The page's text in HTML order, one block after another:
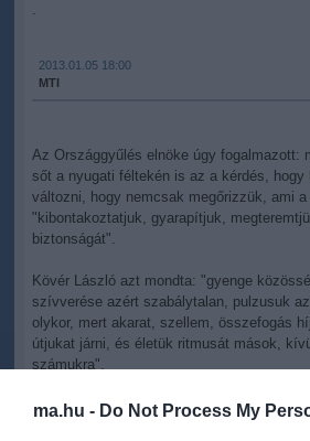
ma.hu - Do Not Process My
2013.01.05 18:00
MTI
Az Országgyűlés elnöke úgy fogalmazott:
sőt a nyugati féltekén is az a kérdés, hogy
változni, hogy nemcsak megőrizzük, ami
"kibontakoztatjuk, gyarapítjuk,
biztonságát".
Kövér László azt mondta: "gyenge
szívverése azért szabálytalan, pulzusuk
olykor, mert akarat, szellem, összefogás
útjukat járni, és életük ritmusát mások,
számukra".
Az Országgyűlés elnöke felidézte, hogy